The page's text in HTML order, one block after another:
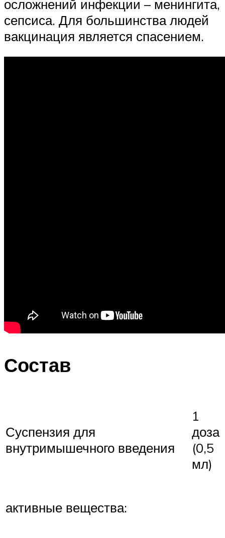
осложнений инфекции – менингита,
сепсиса. Для большинства людей
вакцинация является спасением.
Состав
Суспензия для
внутримышечного введения
1
доза
(0,5
мл)
активные вещества: